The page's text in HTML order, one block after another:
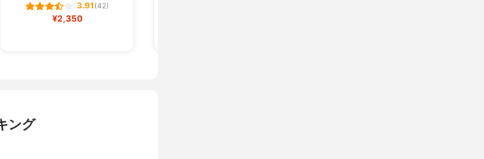
3.91(42)
¥2,350
ング